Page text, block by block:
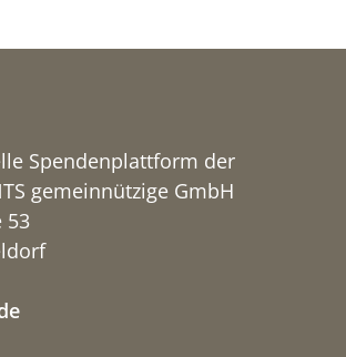
Spendenplattform der
gemeinnützige GmbH
53